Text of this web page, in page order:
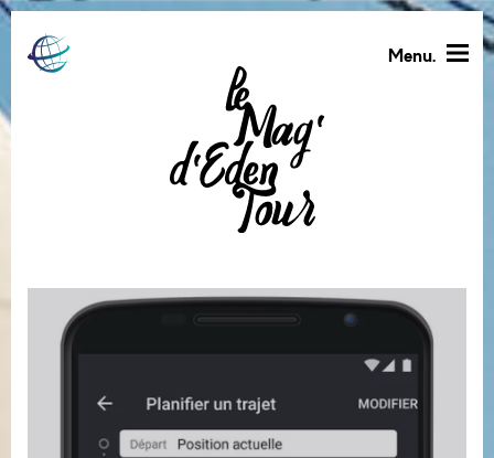
Menu.